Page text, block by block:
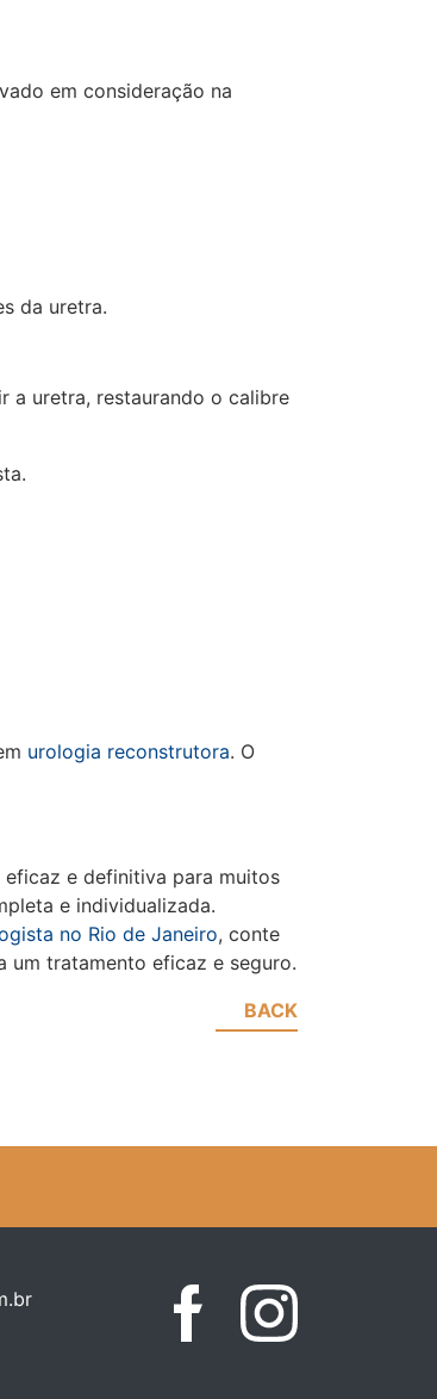
em consideração na
da uretra.
a uretra, restaurando o calibre
urologia reconstrutora. O
e definitiva para muitos
e individualizada.
no Rio de Janeiro, conte
um tratamento eficaz e seguro.
BACK
FacebookInstagram